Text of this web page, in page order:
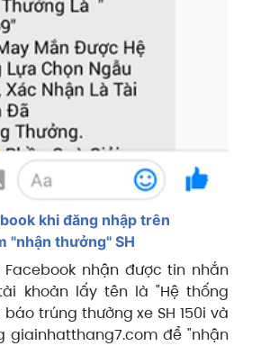
khi đăng nhập trên
"nhận thưởng" SH
nhận được tin nhắn
khoản lấy tên là "Hệ thống
trúng thưởng xe SH 150i và
để "nhận